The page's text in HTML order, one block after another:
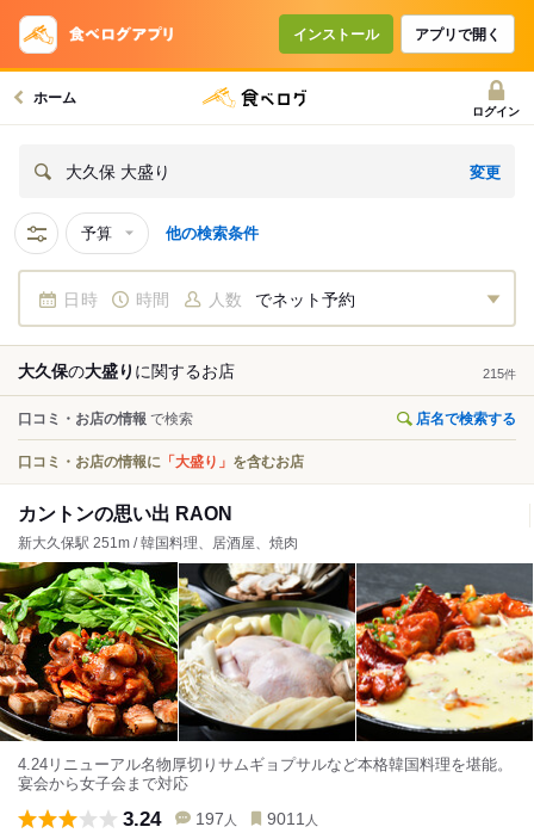
インストール アプリで開く
ホーム
ログイン
大久保 大盛り 変更
予算 他の検索条件
日時 時間 人数 でネット予約
大久保の大盛り に関するお店 215件
口コミ・お店の情報 で検索 店名で検索する
口コミ・お店の情報に 「大盛り」 を含むお店
カントンの思い出 RAON
新大久保駅 251m / 韓国料理、居酒屋、焼肉
4.24リニューアル名物厚切りサムギョプサルなど本格韓国料理を堪能。
宴会から女子会まで対応
3.24 197 人 9011 人